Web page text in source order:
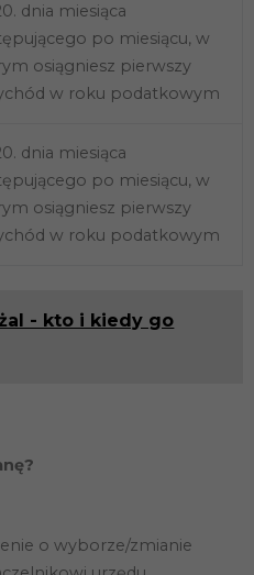
dnia miesiąca
po miesiącu, w
osiągniesz pierwszy
w roku podatkowym
dnia miesiąca
po miesiącu, w
osiągniesz pierwszy
w roku podatkowym
- kto i kiedy go
o wyborze/zmianie